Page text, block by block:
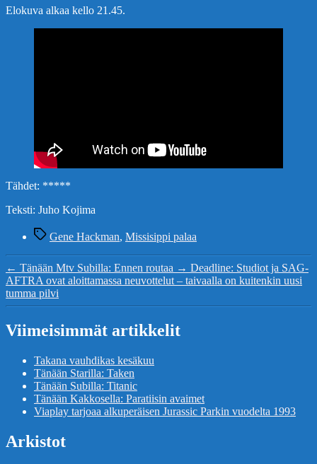
Elokuva alkaa kello 21.45.
Tähdet: *****
Teksti: Juho Kojima
Avainsanat
Gene Hackman, Missisippi palaa
← Tänään Mtv Subilla: Ennen routaa → Deadline: Studiot ja SAG-
AFTRA ovat aloittamassa neuvottelut – taivaalla on kuitenkin uusi
tumma pilvi
Viimeisimmät artikkelit
Takana vauhdikas kesäkuu
Tänään Starilla: Taken
Tänään Subilla: Titanic
Tänään Kakkosella: Paratiisin avaimet
Viaplay tarjoaa alkuperäisen Jurassic Parkin vuodelta 1993
Arkistot